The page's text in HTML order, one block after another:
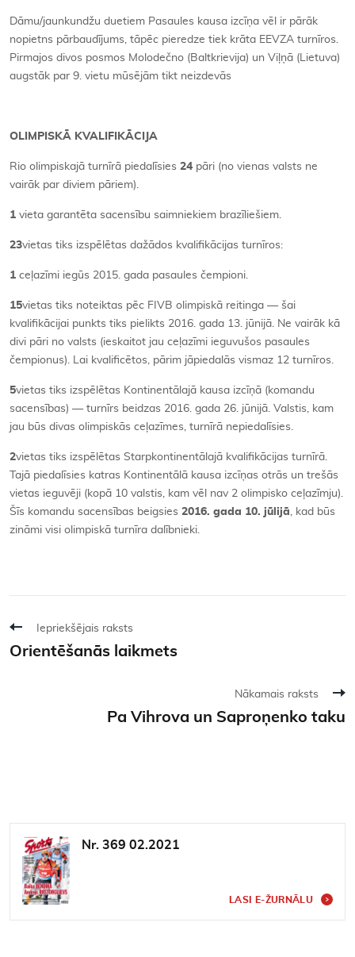
Dāmu/jaunkundžu duetiem Pasaules kausa izcīņa vēl ir pārāk
nopietns pārbaudījums, tāpēc pieredze tiek krāta EEVZA turnīros.
Pirmajos divos posmos Molodečno (Baltkrievija) un Viļņā (Lietuva)
augstāk par 9. vietu mūsējām tikt neizdevās
OLIMPISKĀ KVALIFIKĀCIJA
Rio olimpiskajā turnīrā piedalīsies 24pāri (no vienas valsts ne
vairāk par diviem pāriem).
1 vieta garantēta sacensību saimniekiem brazīliešiem.
23vietas tiks izspēlētas dažādos kvalifikācijas turnīros:
1 ceļazīmi iegūs 2015. gada pasaules čempioni.
15vietas tiks noteiktas pēc FIVB olimpiskā reitinga — šai
kvalifikācijai punkts tiks pielikts 2016. gada 13. jūnijā. Ne vairāk kā
divi pāri no valsts (ieskaitot jau ceļazīmi ieguvušos pasaules
čempionus). Lai kvalificētos, pārim jāpiedalās vismaz 12 turnīros.
5vietas tiks izspēlētas Kontinentālajā kausa izcīņā (komandu
sacensības) — turnīrs beidzas 2016. gada 26. jūnijā. Valstis, kam
jau būs divas olimpiskās ceļazīmes, turnīrā nepiedalīsies.
2vietas tiks izspēlētas Starpkontinentālajā kvalifikācijas turnīrā.
Tajā piedalīsies katras Kontinentālā kausa izcīņas otrās un trešās
vietas ieguvēji (kopā 10 valstis, kam vēl nav 2 olimpisko ceļazīmju).
Šīs komandu sacensības beigsies 2016. gada 10. jūlijā, kad būs
zināmi visi olimpiskā turnīra dalībnieki.
Iepriekšējais raksts
Orientēšanās laikmets
Nākamais raksts
Pa Vihrova un Saproņenko taku
Nr. 369 02.2021
LASI E-ŽURNĀLU